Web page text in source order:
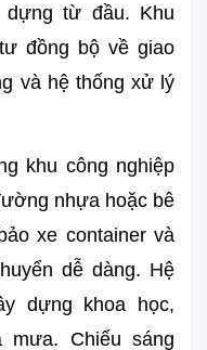
từ đầu. Khu
đồng bộ về giao
và hệ thống xử lý
khu công nghiệp
nhựa hoặc bê
xe container và
dễ dàng. Hệ
dựng khoa học,
mưa. Chiếu sáng